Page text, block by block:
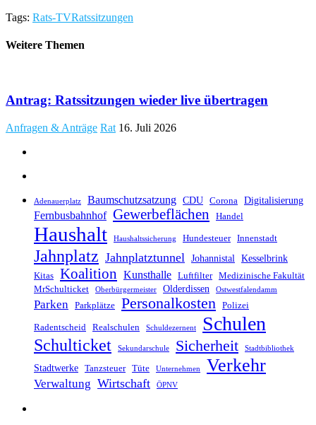
Tags: Rats-TVRatssitzungen
Weitere Themen
Antrag: Ratssitzungen wieder live übertragen
Anfragen & Anträge Rat 16. Juli 2026
Adenauerplatz Baumschutzsatzung CDU Corona Digitalisierung
Fernbusbahnhof Gewerbeflächen Handel
Haushalt Haushaltssicherung Hundesteuer Innenstadt
Jahnplatz Jahnplatztunnel Johannistal Kesselbrink
Kitas Koalition Kunsthalle Luftfilter
Medizinische Fakultät
MrSchulticket
Oberbürgermeister Olderdissen Ostwestfalendamm
Parken Parkplätze Personalkosten Polizei
Radentscheid Realschulen Schuldezernent Schulen
Schulticket Sekundarschule Sicherheit Stadtbibliothek
Stadtwerke Tanzsteuer Tüte Unternehmen Verkehr
Verwaltung Wirtschaft ÖPNV